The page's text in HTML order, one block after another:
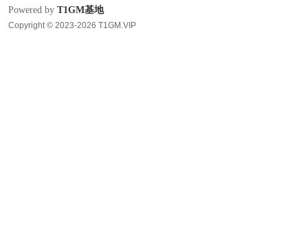
Powered by T1GM基地
Copyright © 2023-2026 T1GM.VIP